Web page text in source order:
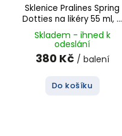
Sklenice Pralines Spring
Dotties na likéry 55 ml, 4
Skladem - ihned k
odeslání
380 Kč / balení
Do košíku